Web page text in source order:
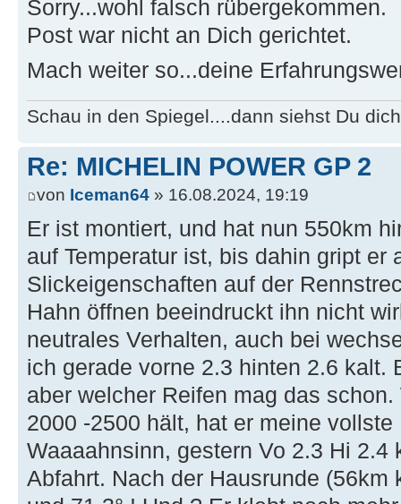
Sorry...wohl falsch rübergekommen.
Post war nicht an Dich gerichtet.
Mach weiter so...deine
Schau in den Spiegel....dann siehst Du
Re: MICHELIN POWER GP 2
von Iceman64 » 16.08.2024, 19:19
Er ist montiert, und hat nun 550km
auf Temperatur ist, bis dahin gript er
Slickeigenschaften auf der
Hahn öffnen beeindruckt ihn nicht
neutrales Verhalten, auch bei
ich gerade vorne 2.3 hinten 2.6 kalt.
aber welcher Reifen mag das
2000 -2500 hält, hat er meine
Waaaahnsinn, gestern Vo 2.3 Hi 2.4
Abfahrt. Nach der Hausrunde (56km